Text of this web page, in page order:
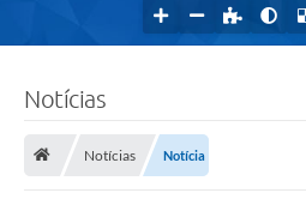
Notícias
Notícias Notícia